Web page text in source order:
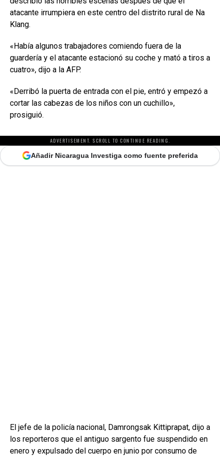
atacante irrumpiera en este centro del distrito rural de Na
Klang.
«Había algunos trabajadores comiendo fuera de la
guardería y el atacante estacionó su coche y mató a tiros a
cuatro», dijo a la AFP.
«Derribó la puerta de entrada con el pie, entró y empezó a
cortar las cabezas de los niños con un cuchillo»,
prosiguió.
ADVERTISEMENT. SCROLL TO CONTINUE READING.
Añadir Nicaragua Investiga como fuente preferida
El jefe de la policía nacional, Damrongsak Kittiprapat, dijo a
los reporteros que el antiguo sargento fue suspendido en
enero y expulsado del cuerpo en junio por consumo de